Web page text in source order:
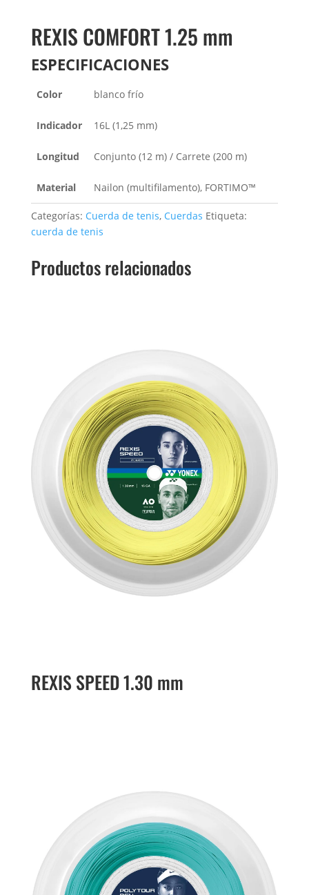
REXIS COMFORT 1.25 mm
ESPECIFICACIONES
Color blanco frío
Indicador 16L (1,25 mm)
Longitud Conjunto (12 m) / Carrete (200 m)
Material Nailon (multifilamento), FORTIMO™
Categorías: Cuerda de tenis, Cuerdas Etiqueta:
cuerda de tenis
Productos relacionados
REXIS SPEED 1.30 mm